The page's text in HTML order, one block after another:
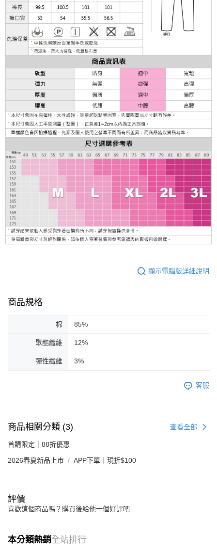
顯示電腦版詳細說明
商品規格
棉 85%
聚酯纖維 12%
彈性纖維 3%
客服
商品相關分類 (3) 查看全部
首購限定｜88折優惠
2026春夏新品上市 APP下單｜現折$100
評價
喜歡這個商品嗎？購買後給他一個好評吧
本分類熱銷全站排行